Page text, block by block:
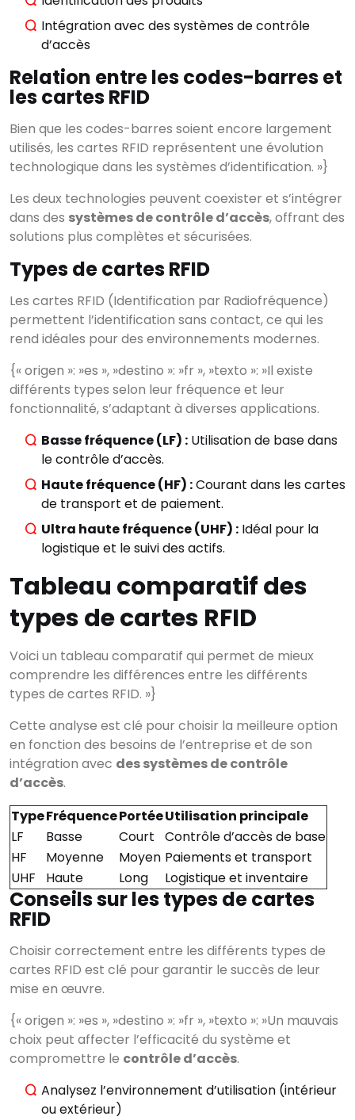
×
CATÉGORIES
Intégration avec des systèmes de contrôle
d’accès
Relation entre les codes-barres et
les cartes RFID
Bien que les codes-barres soient encore largement
utilisés, les cartes RFID représentent une évolution
technologique dans les systèmes d’identification. »}
Les deux technologies peuvent coexister et s’intégrer
dans des systèmes de contrôle d’accès, offrant des
solutions plus complètes et sécurisées.
Types de cartes RFID
Les cartes RFID (Identification par Radiofréquence)
permettent l’identification sans contact, ce qui les
rend idéales pour des environnements modernes.
{« origen »: »es », »destino »: »fr », »texto »: »Il existe
différents types selon leur fréquence et leur
fonctionnalité, s’adaptant à diverses applications.
Basse fréquence (LF) : Utilisation de base dans
le contrôle d’accès.
Haute fréquence (HF) :Courant dans les cartes
de transport et de paiement.
Ultra haute fréquence (UHF) : Idéal pour la
logistique et le suivi des actifs.
Tableau comparatif des
types de cartes RFID
Voici un tableau comparatif qui permet de mieux
comprendre les différences entre les différents
types de cartes RFID. »}
Cette analyse est clé pour choisir la meilleure option
en fonction des besoins de l’entreprise et de son
intégration avec des systèmes de contrôle
d’accès.
TypeFréquencePortéeUtilisation principale
LF
Basse Court
Contrôle d’accès de base
HF
Moyenne Moyen Paiements et transport
UHF
Haute Long Logistique et inventaire
Conseils sur les types de cartes
RFID
Choisir correctement entre les différents types de
cartes RFID est clé pour garantir le succès de leur
mise en œuvre.
{« origen »: »es », »destino »: »fr », »texto »: »Un mauvais
choix peut affecter l’efficacité du système et
compromettre le contrôle d’accès.
Analysez l’environnement d’utilisation (intérieur
ou extérieur)